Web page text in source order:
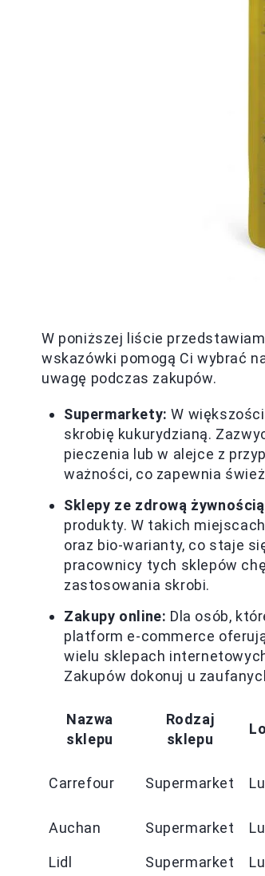
W poniższej liście
wskazówki pomogą Ci wybrać
uwagę podczas zakupów.
Supermarkety: W
skrobię kukurydzianą.
pieczenia lub w alejce z
ważności, co zapewnia
Sklepy ze zdrową
produkty. W takich
oraz bio-warianty, co staje
pracownicy tych sklepów
zastosowania skrobi.
Zakupy online: Dla osób,
platform e-commerce
wielu sklepach
Zakupów dokonuj u
Nazwa
sklepu
Rodzaj
sklepu
Carrefour Supermarket
Auchan Supermarket
Lidl Supermarket